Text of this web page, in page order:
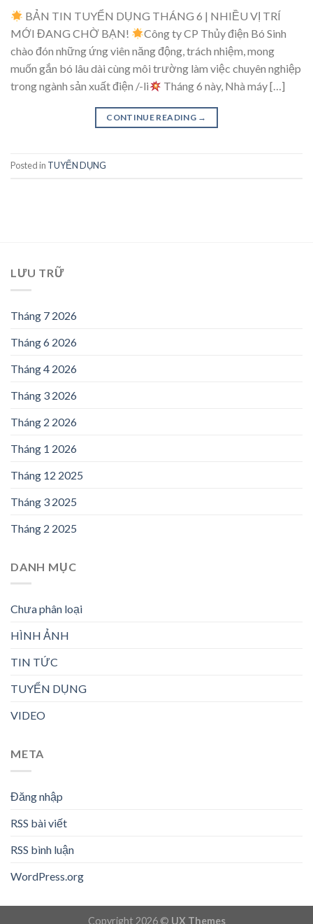
BẢN TIN TUYỂN DỤNG THÁNG 6 | NHIỀU VỊ TRÍ
MỚI ĐANG CHỜ BẠN!
Công ty CP Thủy điện Bó Sinh
chào đón những ứng viên năng động, trách nhiệm, mong
muốn gắn bó lâu dài cùng môi trường làm việc chuyên nghiệp
trong ngành sản xuất điện /-li
Tháng 6 này, Nhà máy […]
CONTINUE READING →
Posted in TUYỂN DỤNG
LƯU TRỮ
Tháng 7 2026
Tháng 6 2026
Tháng 4 2026
Tháng 3 2026
Tháng 2 2026
Tháng 1 2026
Tháng 12 2025
Tháng 3 2025
Tháng 2 2025
DANH MỤC
Chưa phân loại
HÌNH ẢNH
TIN TỨC
TUYỂN DỤNG
VIDEO
META
Đăng nhập
RSS bài viết
RSS bình luận
WordPress.org
Copyright 2026 © UX Themes